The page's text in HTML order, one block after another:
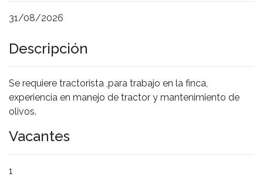
31/08/2026
Descripción
Se requiere tractorista ,para trabajo en la finca,
experiencia en manejo de tractor y mantenimiento de
olivos.
Vacantes
1